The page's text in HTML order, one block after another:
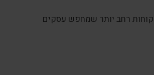
רחב יותר שמחפש עסקים